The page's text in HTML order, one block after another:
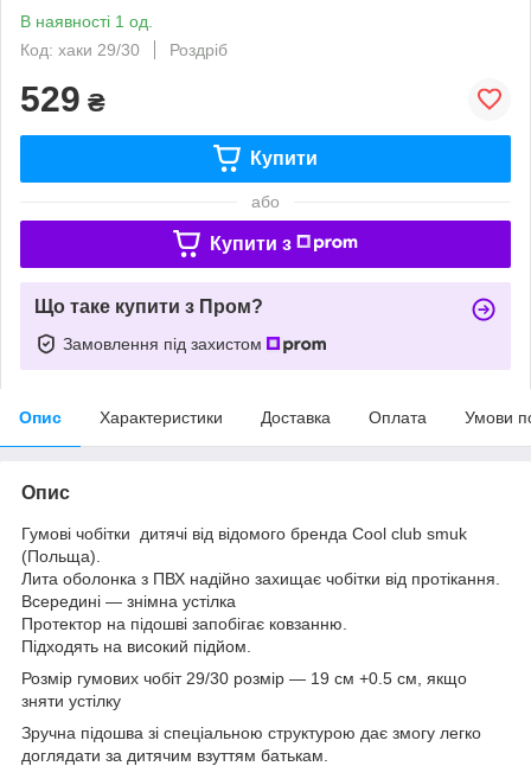
В наявності 1 од.
Код: хаки 29/30
Роздріб
529 ₴
Купити
або
Купити з
Що таке купити з Пром?
Замовлення під захистом
Опис Характеристики Доставка Оплата Умови
Опис
Гумові чобітки дитячі від відомого бренда Cool club smuk
(Польща).
Лита оболонка з ПВХ надійно захищає чобітки від протікання.
Всередині — знімна устілка
Протектор на підошві запобігає ковзанню.
Підходять на високий підйом.
Розмір гумових чобіт 29/30 розмір — 19 см +0.5 см, якщо
зняти устілку
Зручна підошва зі спеціальною структурою дає змогу легко
доглядати за дитячим взуттям батькам.